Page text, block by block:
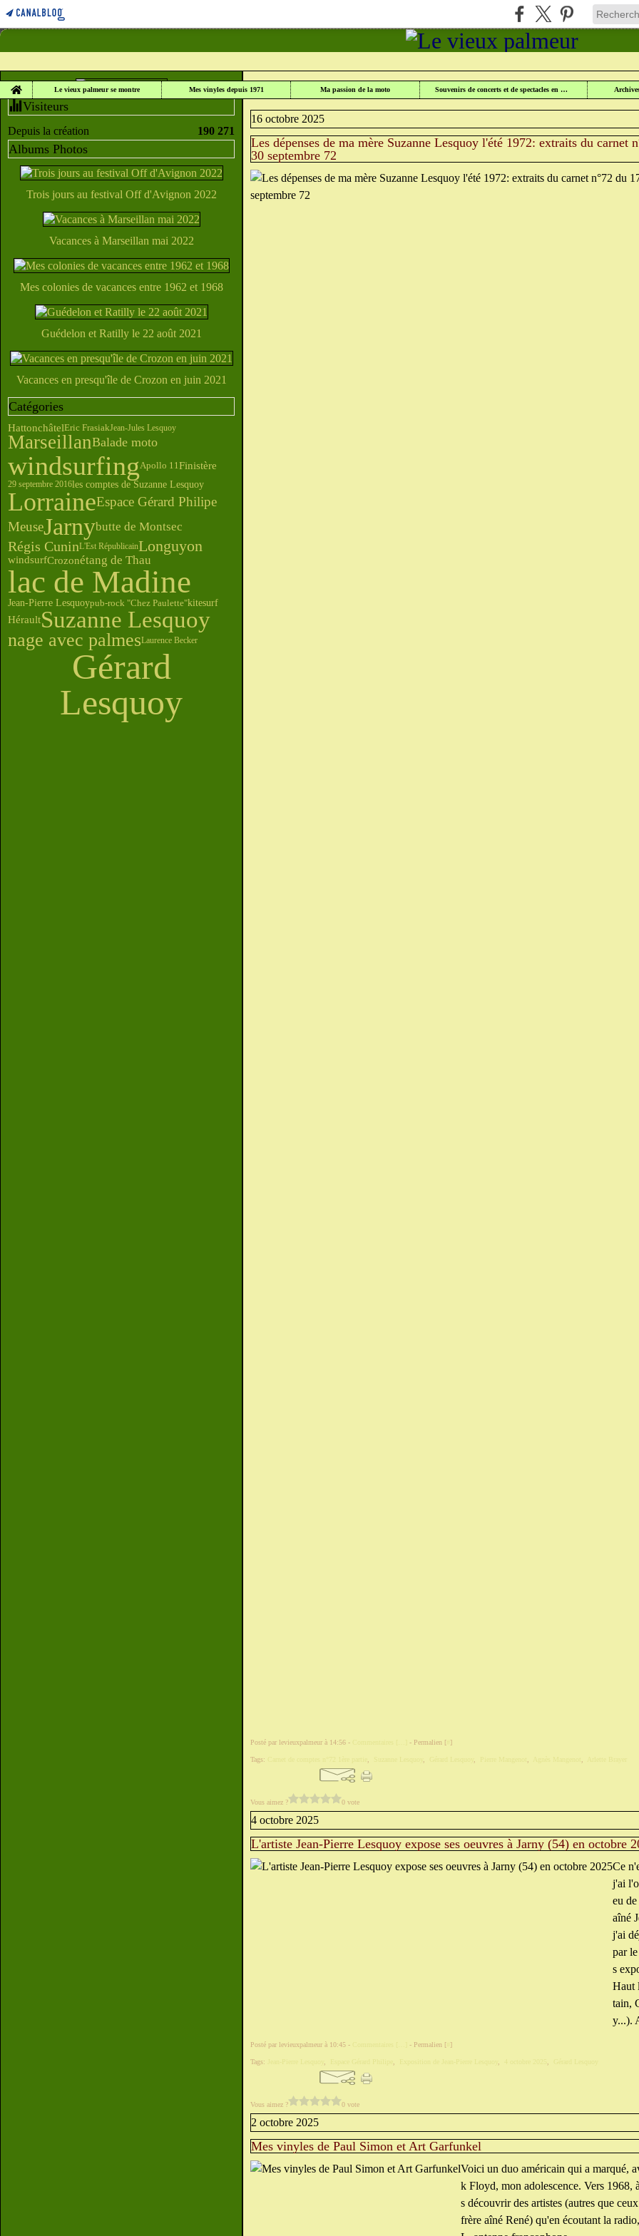
Home
Le vieux palmeur se montre Mes vinyles depuis 1971 Ma passion de la moto Souvenirs de concerts et de spectacles en Lorraine
Visiteurs
Depuis la création 190 271
Albums Photos
Trois jours au festival Off d'Avignon 2022
Vacances à Marseillan mai 2022
Mes colonies de vacances entre 1962 et 1968
Guédelon et Ratilly le 22 août 2021
Vacances en presqu'île de Crozon en juin 2021
Catégories
HattonchâtelEric FrasiakJean-Jules Lesquoy
MarseillanBalade moto
windsurfingApollo 11Finistère
29 septembre 2016les comptes de Suzanne Lesquoy
LorraineEspace Gérard Philipe
MeuseJarnybutte de Montsec
Régis CuninL'Est RépublicainLonguyon
windsurfCrozonétang de Thau
lac de Madine
Jean-Pierre Lesquoypub-rock "Chez Paulette"kitesurf
HéraultSuzanne Lesquoy
nage avec palmesLaurence Becker
Gérard
Lesquoy
LE VIEUX PALMEUR > CATEGORIES LE VIEUX PALMEUR
16 octobre 2025
Les dépenses de ma mère Suzanne Lesquoy l'été 1972: extraits du carnet
30 septembre 72
Posté par levieuxpalmeur à 14:56 - Commentaires [ - Permalien [ ]
Tags: Carnet de comptes n°72 1ère partie Suzanne Lesquoy Gérard Lesquoy Pierre Mangenot Agnès Mangenot Arlette Brayer
Vous aimez ? 0 vote
4 octobre 2025
L'artiste Jean-Pierre Lesquoy expose ses oeuvres à Jarny (54) en octobre
Ce
j'ai
eu
aîné
j'ai
par
s
Haut
tain,
y...).
Posté par levieuxpalmeur à 10:45 - Commentaires [ - Permalien [ ]
Tags: Jean-Pierre Lesquoy Espace Gérard Philipe Exposition de Jean-Pierre Lesquoy 4 octobre 2025 Gérard Lesquoy
Vous aimez ? 0 vote
2 octobre 2025
Mes vinyles de Paul Simon et Art Garfunkel
Voici un duo américain qui a marqué,
k Floyd, mon adolescence. Vers 1968,
s découvrir des artistes (autres que
frère aîné René) qu'en écoutant la